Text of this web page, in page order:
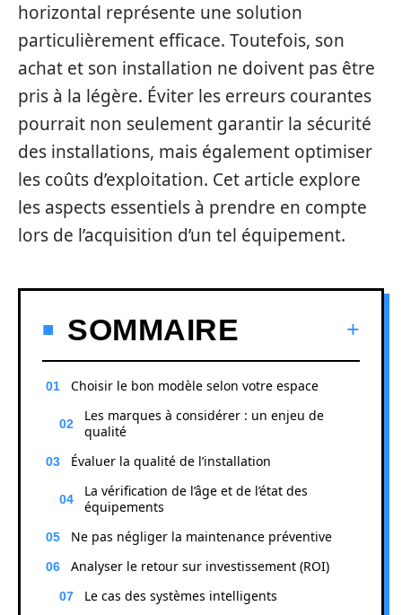
horizontal représente une solution
particulièrement efficace. Toutefois, son
achat et son installation ne doivent pas être
pris à la légère. Éviter les erreurs courantes
pourrait non seulement garantir la sécurité
des installations, mais également optimiser
les coûts d’exploitation. Cet article explore
les aspects essentiels à prendre en compte
lors de l’acquisition d’un tel équipement.
SOMMAIRE
Choisir le bon modèle selon votre espace
Les marques à considérer : un enjeu de
qualité
Évaluer la qualité de l’installation
La vérification de l’âge et de l’état des
équipements
Ne pas négliger la maintenance préventive
Analyser le retour sur investissement (ROI)
Le cas des systèmes intelligents